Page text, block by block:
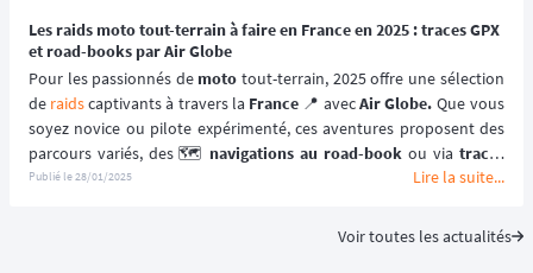
Les raids moto tout-terrain à faire en France en 2025 : traces GPX
et road-books par Air Globe
Pour les passionnés de moto tout-terrain, 2025 offre une sélection
de raids captivants à travers la France 📍 avec Air Globe. Que vous
soyez novice ou pilote expérimenté, ces aventures proposent des
parcours variés, des 🗺️ navigations au road-book ou via traces
GPX, et une immersion totale dans des paysages époustouflants.
Publié le28/01/2025 Lire la suite...
Voir toutes les actualités